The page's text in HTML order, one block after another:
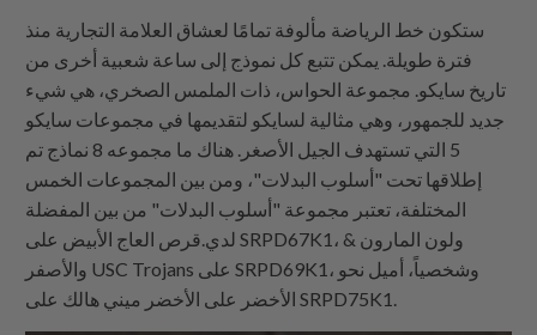
ستكون خط الرياضة مألوفة تمامًا لعشاق العلامة التجارية منذ
فترة طويلة. يمكن تتبع كل نموذج إلى ساعة شعبية أخرى من
تاريخ سايكو. مجموعة الحواس، ذات الملمس الصخري، هي شيء
جديد للجمهور، وهي مثالية لسايكو لتقديمها في مجموعات سايكو
5 التي تستهدف الجيل الأصغر. هناك ما مجموعه 8 نماذج تم
إطلاقها تحت "أسلوب البدلات"، ومن بين المجموعات الخمس
المختلفة، تعتبر مجموعة "أسلوب البدلات" من بين المفضلة
لدي.قرص العاج الأبيض على SRPD67K1، ولون المارون &
والأصفر USC Trojans على SRPD69K1، وشخصياً، أميل نحو
الأخضر على الأخضر ميني هالك على SRPD75K1.